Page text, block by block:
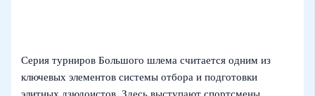
Серия турниров Большого шлема считается одним из
ключевых элементов системы отбора и подготовки